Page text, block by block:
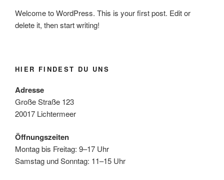
Welcome to WordPress. This is your first post. Edit or
delete it, then start writing!
HIER FINDEST DU UNS
Adresse
Große Straße 123
20017 Lichtermeer
Öffnungszeiten
Montag bis Freitag: 9–17 Uhr
Samstag und Sonntag: 11–15 Uhr